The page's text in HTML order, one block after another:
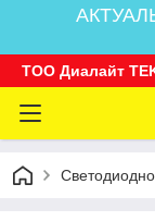
ТОО Диалайт